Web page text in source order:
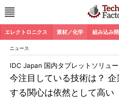
エレクトロニクス 素材／化学 組み込み
ニュース
今注目している技術は？
する関心は依然として高い
IDC Japan 国内タブレットソリュ